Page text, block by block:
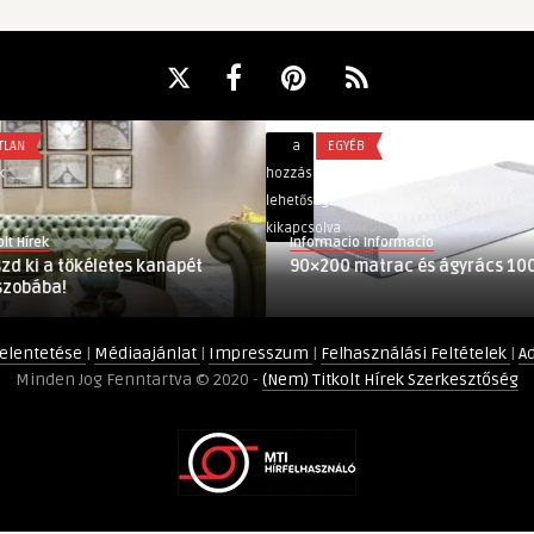
kanapét
90×200
ágyrács
100×200
bejegyzéshez
hozzászólások
kikapcsolva
Informacio Informacio
90×200 matrac és ágyrács 100×200
| Médiaajánlat | Impresszum | Felhasználási Feltételek |
Minden Jog Fenntartva © 2020 - (Nem) Titkolt Hírek Szerkesztőség